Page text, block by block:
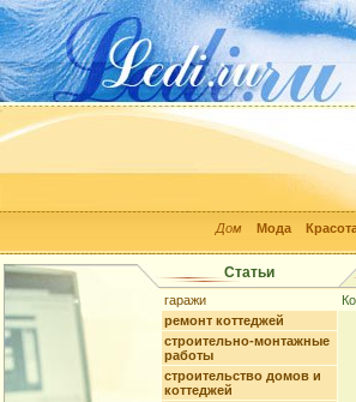
Дом Мода
Статьи
гаражи
ремонт коттеджей
строительно-монтажные
работы
строительство домов и
коттеджей